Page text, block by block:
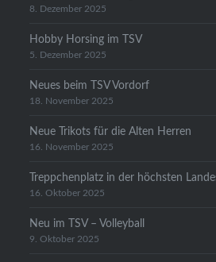
8. Dezember 2025
Hobby Horsing im TSV
5. Dezember 2025
Neues beim TSV Vordorf
18. November 2025
Neue Trikots für die Alten Herren
16. November 2025
Treppchenplatz in der höchsten
16. Oktober 2025
Neu im TSV – Volleyball
9. Oktober 2025